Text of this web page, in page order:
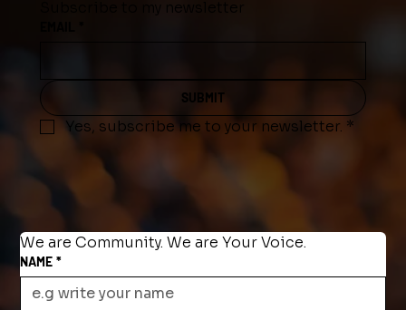
Subscribe to my newsletter
SUBMIT
Yes, subscribe me to your newsletter. *
We are Community. We are Your Voice.
NAME *